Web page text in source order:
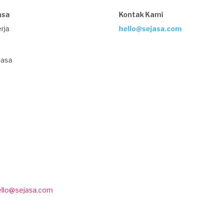
Kontak Kami
hello@sejasa.com